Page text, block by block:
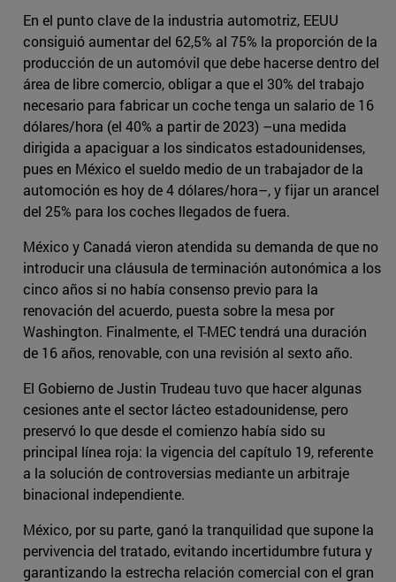
En el punto clave de la industria automotriz, EEUU
consiguió aumentar del 62,5% al 75% la proporción de la
producción de un automóvil que debe hacerse dentro del
área de libre comercio, obligar a que el 30% del trabajo
necesario para fabricar un coche tenga un salario de 16
dólares/hora (el 40% a partir de 2023) –una medida
dirigida a apaciguar a los sindicatos estadounidenses,
pues en México el sueldo medio de un trabajador de la
automoción es hoy de 4 dólares/hora–, y fijar un arancel
del 25% para los coches llegados de fuera.
México y Canadá vieron atendida su demanda de que no
introducir una cláusula de terminación autonómica a los
cinco años si no había consenso previo para la
renovación del acuerdo, puesta sobre la mesa por
Washington. Finalmente, el T-MEC tendrá una duración
de 16 años, renovable, con una revisión al sexto año.
El Gobierno de Justin Trudeau tuvo que hacer algunas
cesiones ante el sector lácteo estadounidense, pero
preservó lo que desde el comienzo había sido su
principal línea roja: la vigencia del capítulo 19, referente
a la solución de controversias mediante un arbitraje
binacional independiente.
México, por su parte, ganó la tranquilidad que supone la
pervivencia del tratado, evitando incertidumbre futura y
garantizando la estrecha relación comercial con el gran